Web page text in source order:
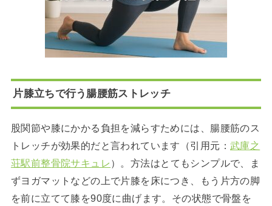
片膝立ちで行う腸腰筋ストレッチ
股関節や膝にかかる負担を減らすためには、腸腰筋のス
トレッチが効果的だと言われています（引用元： 武庫之
荘駅前整骨院サキュレ ）。方法はとてもシンプルで、ま
ずヨガマットなどの上で片膝を床につき、もう片方の脚
を前に立てて膝を90度に曲げます。その状態で骨盤を